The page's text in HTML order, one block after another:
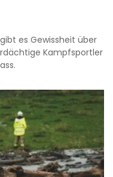
es Gewissheit über
Kampfsportler